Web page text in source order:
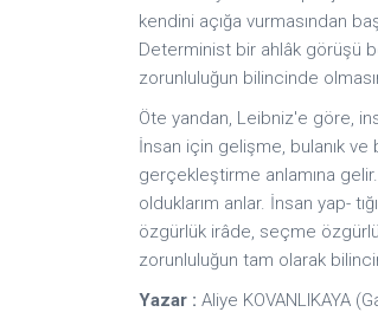
kendini açığa vurmasından
Determinist bir ahlâk görüşü
zorunluluğun bilincinde
Öte yandan, Leibniz'e göre,
İnsan için gelişme, bulanık
gerçekleştirme anlamına
olduklarım anlar. İnsan yap-
özgürlük irâde, seçme
zorunluluğun tam olarak
Yazar : Aliye KOVANLIKAYA